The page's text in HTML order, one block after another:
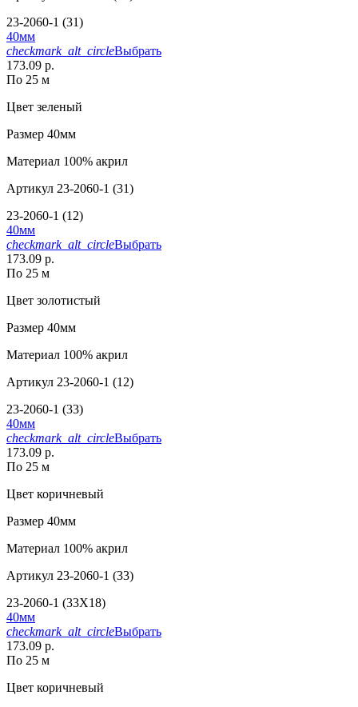
23-2060-1 (31)
40мм
checkmark_alt_circleВыбрать
173.09 р.
По 25 м
Цвет зеленый
Размер 40мм
Материал 100% акрил
Артикул 23-2060-1 (31)
23-2060-1 (12)
40мм
checkmark_alt_circleВыбрать
173.09 р.
По 25 м
Цвет золотистый
Размер 40мм
Материал 100% акрил
Артикул 23-2060-1 (12)
23-2060-1 (33)
40мм
checkmark_alt_circleВыбрать
173.09 р.
По 25 м
Цвет коричневый
Размер 40мм
Материал 100% акрил
Артикул 23-2060-1 (33)
23-2060-1 (33X18)
40мм
checkmark_alt_circleВыбрать
173.09 р.
По 25 м
Цвет коричневый